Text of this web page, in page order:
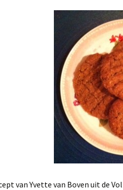
van Yvette van Boven uit de